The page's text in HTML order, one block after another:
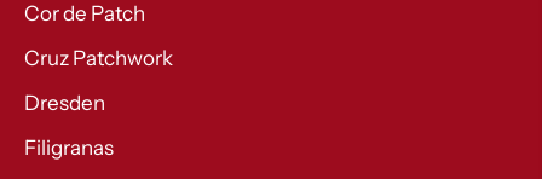
Cor de Patch
Cruz Patchwork
Dresden
Filigranas